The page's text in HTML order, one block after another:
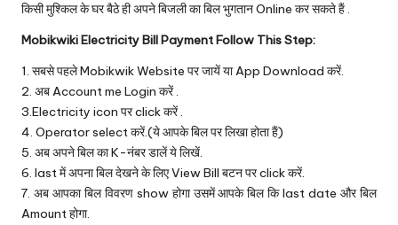
किसी मुश्किल के घर बैठे ही अपने बिजली का बिल भुगतान Online कर सकते हैं .
Mobikwiki Electricity Bill Payment Follow This Step:
1. सबसे पहलेMobikwik Website पर जायें या App Download करें.
2. अब Account me Login करें .
3.Electricity icon पर click करें .
4. Operator select करें.(ये आपके बिल पर लिखा होता हैं)
5. अब अपने बिल का K-नंबर डालें ये लिखें.
6. last में अपना बिल देखने के लिए View Bill बटन पर click करें.
7. अब आपका बिल विवरण show होगा उसमें आपके बिल कि last date और बिल
Amount होगा.